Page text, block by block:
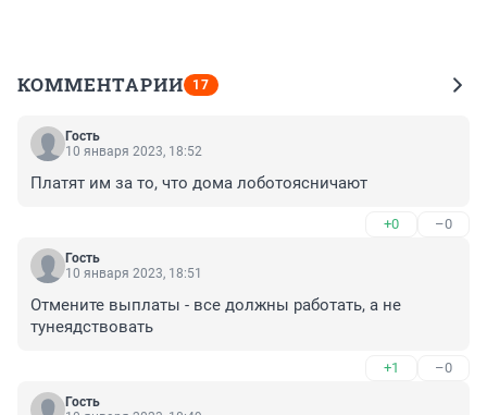
КОММЕНТАРИИ 17
Гость
10 января 2023, 18:52
Платят им за то, что дома лоботоясничают
+0 –0
Гость
10 января 2023, 18:51
Отмените выплаты - все должны работать, а не
тунеядствовать
+1 –0
Гость